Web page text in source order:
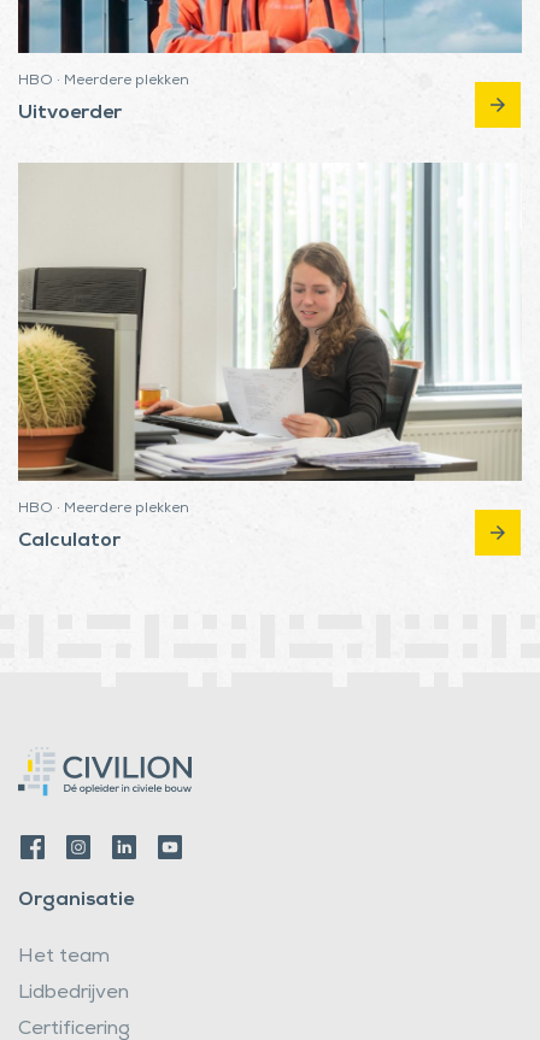
HBO · Meerdere plekken
Uitvoerder arrow_forward
HBO · Meerdere plekken
Calculator arrow_forward
Organisatie
Het team
Lidbedrijven
Certificering